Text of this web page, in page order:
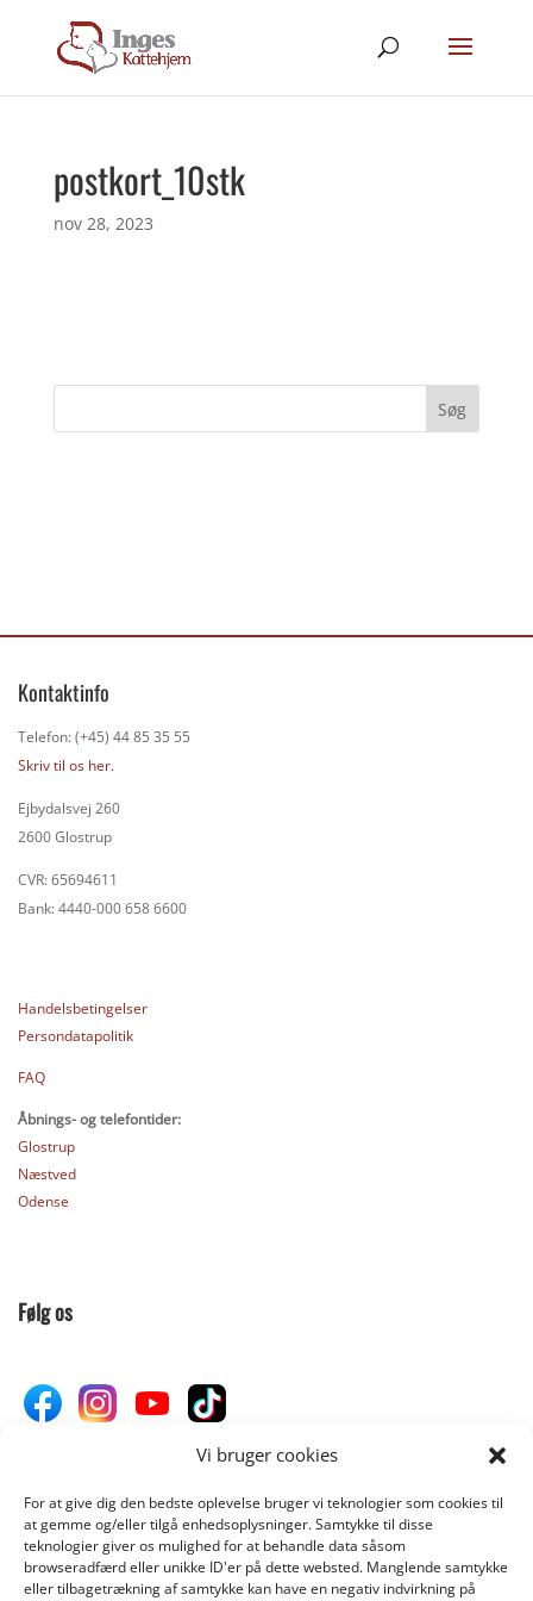
Vi bruger cookies
For at give dig den bedste oplevelse bruger vi teknologier som cookies til
at gemme og/eller tilgå enhedsoplysninger. Samtykke til disse
teknologier giver os mulighed for at behandle data såsom
browseradfærd eller unikke ID'er på dette websted. Manglende samtykke
eller tilbagetrækning af samtykke kan have en negativ indvirkning på
postkort_10stk
nov 28, 2023
Kontaktinfo
Telefon: (+45) 44 85 35 55
Skriv til os her.
Ejbydalsvej 260
2600 Glostrup
CVR: 65694611
Bank: 4440-000 658 6600
Handelsbetingelser
Persondatapolitik
FAQ
Åbnings- og telefontider:
Glostrup
Næstved
Odense
Følg os
Donér til Inges Kattehjem